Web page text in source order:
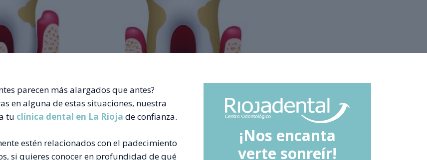
parecen más alargados que antes?
en alguna de estas situaciones, nuestra
tu clínica dental en La Rioja de confianza.
estén relacionados con el padecimiento
si quieres conocer en profundidad de qué
¡Nos encanta
verte sonreír!